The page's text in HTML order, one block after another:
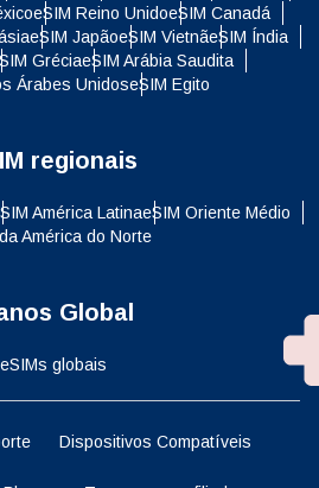
eSIM Reino UnidoeSIM Canadá
eSIM JapãoeSIM VietnãeSIM Índia
GréciaeSIM Arábia Saudita
Árabes UnidoseSIM Egito
regionais
América LatinaeSIM Oriente Médio
América do Norte
Global
eSIMs globais
Dispositivos Compatíveis